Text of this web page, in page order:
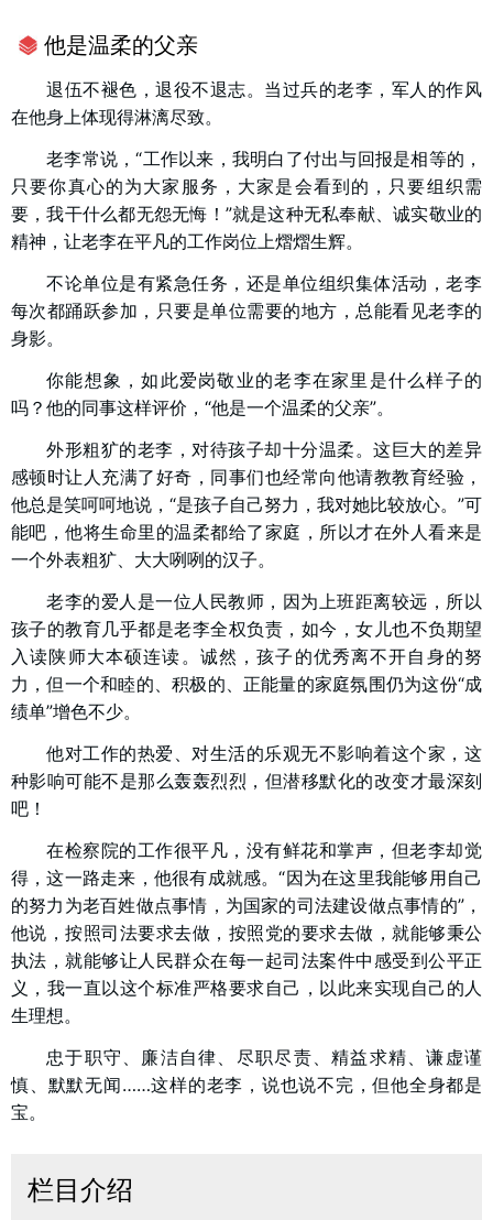
他是温柔的父亲
退伍不褪色，退役不退志。当过兵的老李，军人的作风
在他身上体现得淋漓尽致。
老李常说，“工作以来，我明白了付出与回报是相等的，
只要你真心的为大家服务，大家是会看到的，只要组织需
要，我干什么都无怨无悔！”就是这种无私奉献、诚实敬业的
精神，让老李在平凡的工作岗位上熠熠生辉。
不论单位是有紧急任务，还是单位组织集体活动，老李
每次都踊跃参加，只要是单位需要的地方，总能看见老李的
身影。
你能想象，如此爱岗敬业的老李在家里是什么样子的
吗？他的同事这样评价，“他是一个温柔的父亲”。
外形粗犷的老李，对待孩子却十分温柔。这巨大的差异
感顿时让人充满了好奇，同事们也经常向他请教教育经验，
他总是笑呵呵地说，“是孩子自己努力，我对她比较放心。”可
能吧，他将生命里的温柔都给了家庭，所以才在外人看来是
一个外表粗犷、大大咧咧的汉子。
老李的爱人是一位人民教师，因为上班距离较远，所以
孩子的教育几乎都是老李全权负责，如今，女儿也不负期望
入读陕师大本硕连读。诚然，孩子的优秀离不开自身的努
力，但一个和睦的、积极的、正能量的家庭氛围仍为这份“成
绩单”增色不少。
他对工作的热爱、对生活的乐观无不影响着这个家，这
种影响可能不是那么轰轰烈烈，但潜移默化的改变才最深刻
吧！
在检察院的工作很平凡，没有鲜花和掌声，但老李却觉
得，这一路走来，他很有成就感。“因为在这里我能够用自己
的努力为老百姓做点事情，为国家的司法建设做点事情的”，
他说，按照司法要求去做，按照党的要求去做，就能够秉公
执法，就能够让人民群众在每一起司法案件中感受到公平正
义，我一直以这个标准严格要求自己，以此来实现自己的人
生理想。
忠于职守、廉洁自律、尽职尽责、精益求精、谦虚谨
慎、默默无闻……这样的老李，说也说不完，但他全身都是
宝。
栏目介绍